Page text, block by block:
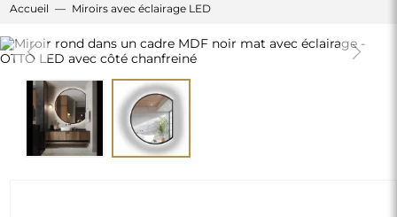
Accueil Miroirs avec éclairage LED
Previous Next